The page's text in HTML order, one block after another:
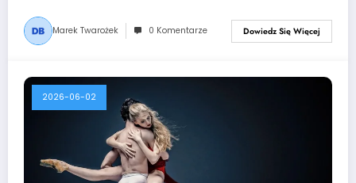
Marek Twarożek 0 Komentarze Dowiedz Się Więcej
2026-06-02